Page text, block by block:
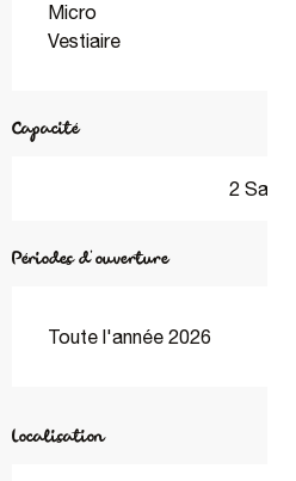
Micro
Vestiaire
Capacité
2 Salle(s)
Périodes d'ouverture
Toute l'année 2026
Localisation